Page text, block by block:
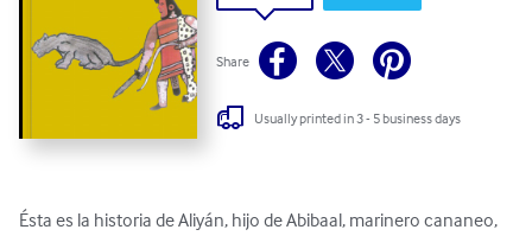
Share
Usually printed in 3 - 5 business days
Ésta es la historia de Aliyán, hijo de Abibaal, marinero cananeo,